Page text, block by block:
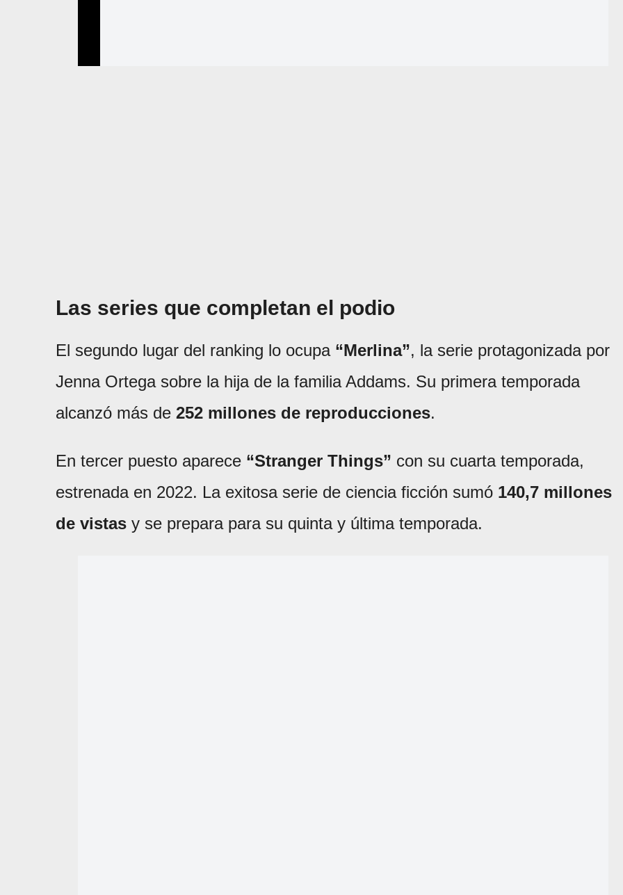
Las series que completan el podio
El segundo lugar del ranking lo ocupa “Merlina”, la serie protagonizada por
Jenna Ortega sobre la hija de la familia Addams. Su primera temporada
alcanzó más de 252 millones de reproducciones.
En tercer puesto aparece “Stranger Things” con su cuarta temporada,
estrenada en 2022. La exitosa serie de ciencia ficción sumó 140,7 millones
de vistas y se prepara para su quinta y última temporada.